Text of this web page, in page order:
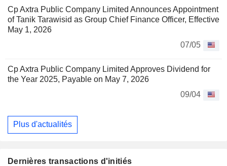
Cp Axtra Public Company Limited Announces Appointment
of Tanik Tarawisid as Group Chief Finance Officer, Effective
May 1, 2026
07/05
Cp Axtra Public Company Limited Approves Dividend for
the Year 2025, Payable on May 7, 2026
09/04
Plus d'actualités
Dernières transactions d'initiés